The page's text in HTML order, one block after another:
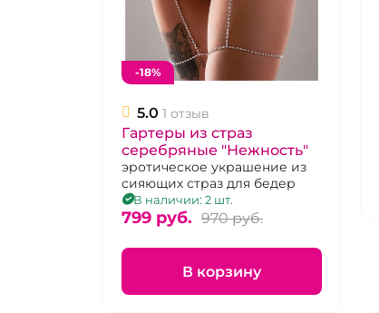
-18%
5.0 1 отзыв
Гартеры из страз
серебряные "Нежность"
эротическое украшение из
сияющих страз для бедер
В наличии: 2 шт.
799 pуб. 970 pуб.
В корзину